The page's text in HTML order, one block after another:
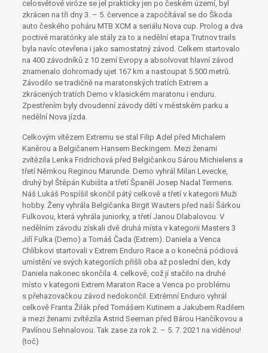
celosvětové viróze se jel prakticky jen po českém území, byl
zkrácen na tři dny 3. – 5. července a započítával se do Škoda
auto českého poháru MTB XCM a seriálu Nova cup. Prolog a dva
poctivé maratónky ale stály za to a nedělní etapa Trutnov trails
byla navíc otevřena i jako samostatný závod. Celkem startovalo
na 400 závodníků z 10 zemí Evropy a absolvovat hlavní závod
znamenalo dohromady ujet 167 km a nastoupat 5.500 metrů.
Závodilo se tradičně na maratonských tratích Extrem a
zkrácených tratích Demo v klasickém maratonu i enduru.
Zpestřením byly dvoudenní závody dětí v městském parku a
nedělní Nova jízda.
Celkovým vítězem Extremu se stal Filip Adel před Michalem
Kaněrou a Belgičanem Hansem Beckingem. Mezi ženami
zvítězila Lenka Fridrichová před Belgičankou Sárou Michielens a
třetí Němkou Reginou Marunde. Demo vyhrál Milan Levecke,
druhý byl Štěpán Kubišta a třetí Španěl Josep Nadal Termens.
Náš Lukáš Pospíšil skončil pátý celkově a třetí v kategorii Muži
hobby. Ženy vyhrála Belgičanka Birgit Wauters před naší Šárkou
Fulkovou, která vyhrála juniorky, a třetí Janou Dlabalovou. V
nedělním závodu získali dvě druhá místa v kategorii Masters 3
Jiří Fulka (Demo) a Tomáš Čada (Extrem). Daniela a Venca
Chlíbkovi startovali v Extrem Enduro Race a o konečná pódiová
umístění ve svých kategoriích přišli oba až poslední den, kdy
Daniela nakonec skončila 4. celkově, což jí stačilo na druhé
místo v kategorii Extrem Maraton Race a Venca po problému
s přehazovačkou závod nedokončil. Extrémní Enduro vyhrál
celkově Franta Žilák před Tomášem Kutinem a Jakubem Radilem
a mezi ženami zvítězila Astrid Seeman před Bárou Hančíkovou a
Pavlínou Sehnalovou. Tak zase za rok 2. – 5. 7. 2021 na viděnou!
(toč)